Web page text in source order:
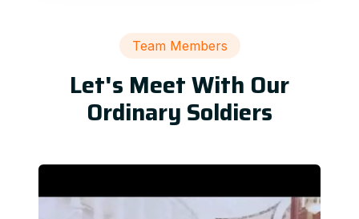
Team Members
Let's Meet With Our
Ordinary Soldiers